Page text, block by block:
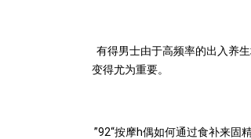
有得男士由于高频率的出入养
变得尤为重要。
”92“按摩h偶如何通过食补来固